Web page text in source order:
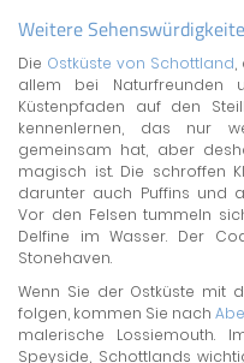
Weitere
Die Ostküste von Schottland,
allem bei Naturfreunden
Küstenpfaden auf den
kennenlernen, das nur
gemeinsam hat, aber
magisch ist. Die schroffen
darunter auch Puffins und
Vor den Felsen tummeln
Delfine im Wasser. Der
Stonehaven.
Wenn Sie der Ostküste mit
folgen, kommen Sie nach
malerische Lossiemouth.
Speyside, Schottlands